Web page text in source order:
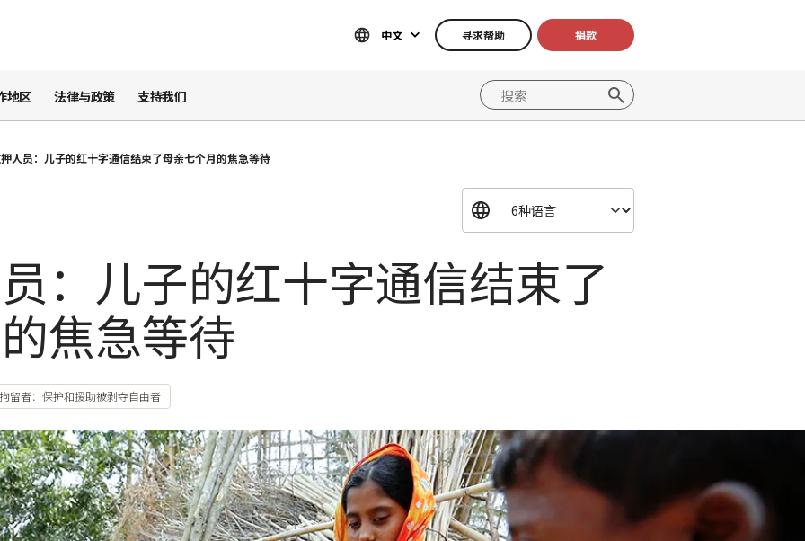
中文 寻求帮助 捐款
地区 法律与政策 支持我们
人员：儿子的红十字通信结束了母亲七个月的焦急等待
：儿子的红十字通信结束了
焦急等待
留者：保护和援助被剥夺自由者